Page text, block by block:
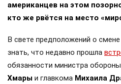
американцев на этом
кто же рвётся на место
В свете предположений о
знать, что недавно прошла
обязанности министра
Хмары и главкома Михаила